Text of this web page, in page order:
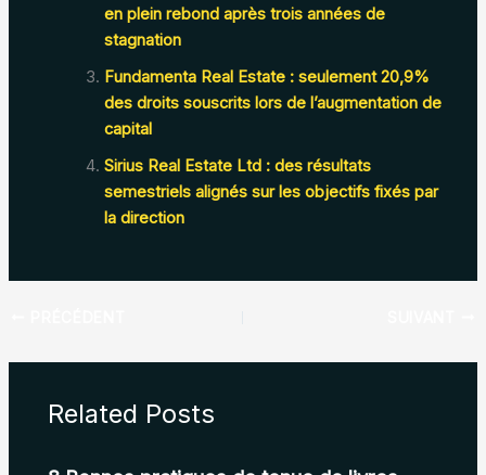
en plein rebond après trois années de
stagnation
Fundamenta Real Estate : seulement 20,9%
des droits souscrits lors de l’augmentation de
capital
Sirius Real Estate Ltd : des résultats
semestriels alignés sur les objectifs fixés par
la direction
Related Posts